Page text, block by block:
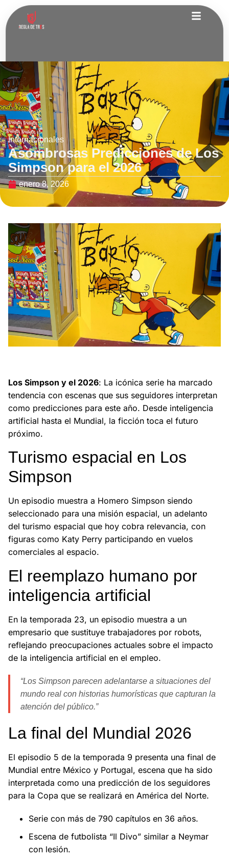
Internacionales
Asombrosas Predicciones de Los
Simpson para el 2026
enero 8, 2026
Los Simpson y el 2026: La icónica serie ha marcado
tendencia con escenas que sus seguidores interpretan
como predicciones para este año. Desde inteligencia
artificial hasta el Mundial, la ficción toca el futuro
próximo.
Turismo espacial en Los
Simpson
Un episodio muestra a Homero Simpson siendo
seleccionado para una misión espacial, un adelanto
del turismo espacial que hoy cobra relevancia, con
figuras como Katy Perry participando en vuelos
comerciales al espacio.
El reemplazo humano por
inteligencia artificial
En la temporada 23, un episodio muestra a un
empresario que sustituye trabajadores por robots,
reflejando preocupaciones actuales sobre el impacto
de la inteligencia artificial en el empleo.
“Los Simpson parecen adelantarse a situaciones del
mundo real con historias humorísticas que capturan la
atención del público.”
La final del Mundial 2026
El episodio 5 de la temporada 9 presenta una final de
Mundial entre México y Portugal, escena que ha sido
interpretada como una predicción de los seguidores
para la Copa que se realizará en América del Norte.
Serie con más de 790 capítulos en 36 años.
Escena de futbolista “Il Divo” similar a Neymar
con lesión.